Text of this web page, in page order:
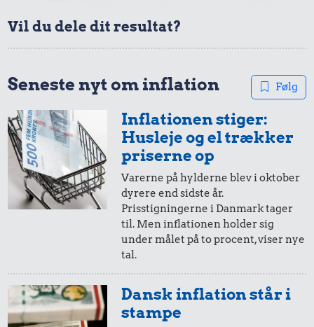
100,-
i 1998
= 168,-
i 2025
50,-
i 1998
= 84,-
20,-
i 1998
= 34,-
i 2025
17,-
Vil du dele dit resultat?
Seneste nyt om inflation Følg
Inflationen stiger:
Husleje og el trækker
priserne op
Varerne på hylderne blev i oktober
dyrere end sidste år.
Prisstigningerne i Danmark tager
til. Men inflationen holder sig
under målet på to procent, viser nye
tal.
Dansk inflation står i
stampe